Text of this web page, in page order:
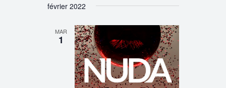
février 2022
MAR
1